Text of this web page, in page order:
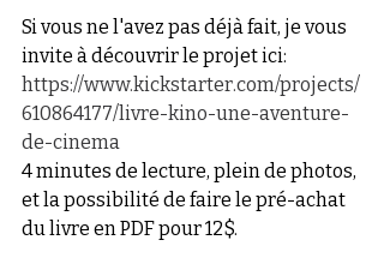
Si vous ne l'avez pas déjà fait, je vous
invite à découvrir le projet ici:
https://www.kickstarter.com/projects/
610864177/livre-kino-une-aventure-
de-cinema
4 minutes de lecture, plein de photos,
et la possibilité de faire le pré-achat
du livre en PDF pour 12$.